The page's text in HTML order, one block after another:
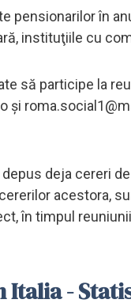
pensionarilor în
instituţiile cu
să participe la
și
deja cereri
acestora,
în timpul
Italia -